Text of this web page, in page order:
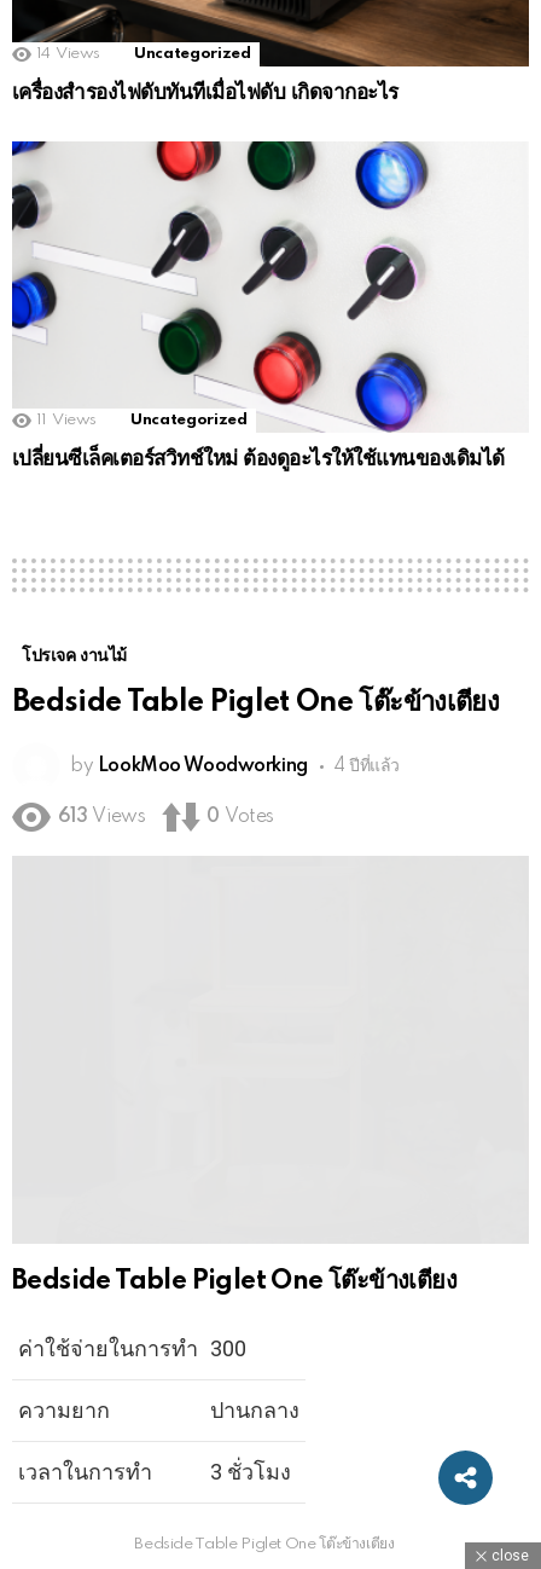
14 Views Uncategorized
เครื่องสำรองไฟดับทันทีเมื่อไฟดับ เกิดจากอะไร
Views Uncategorized
เปลี่ยนซีเล็คเตอร์สวิทช์ใหม่ ต้องดูอะไรให้ใช้แทนของเดิมได้
โปรเจค งานไม้
Bedside Table Piglet One โต๊ะข้างเตียง
by LookMoo Woodworking 4 ปีที่แล้ว
613 Views 0 Votes
Bedside Table Piglet One โต๊ะข้างเตียง
ค่าใช้จ่ายในการทำ 300
ความยาก ปานกลาง
เวลาในการทำ 3 ชั่วโมง
Bedside Table Piglet One โต๊ะข้างเตียง
close